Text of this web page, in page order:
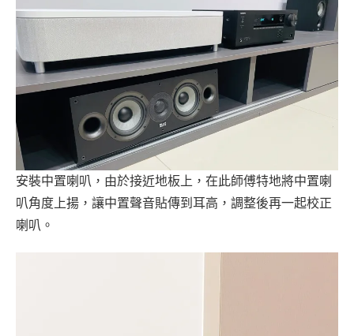
安裝中置喇叭，由於接近地板上，在此師傅特地將中置喇
叭角度上揚，讓中置聲音貼傳到耳高，調整後再一起校正
喇叭。